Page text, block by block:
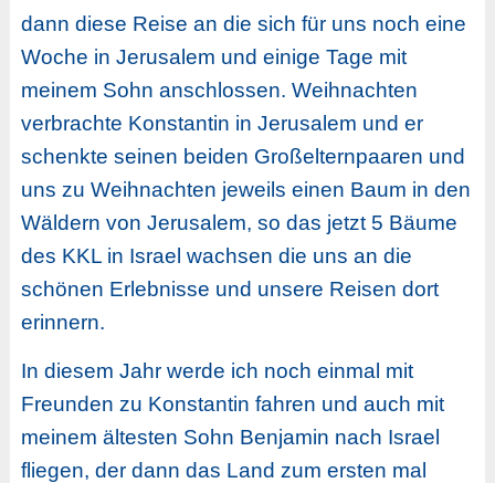
dann diese Reise an die sich für uns noch eine
Woche in Jerusalem und einige Tage mit
meinem Sohn anschlossen. Weihnachten
verbrachte Konstantin in Jerusalem und er
schenkte seinen beiden Großelternpaaren und
uns zu Weihnachten jeweils einen Baum in den
Wäldern von Jerusalem, so das jetzt 5 Bäume
des KKL in Israel wachsen die uns an die
schönen Erlebnisse und unsere Reisen dort
erinnern.
In diesem Jahr werde ich noch einmal mit
Freunden zu Konstantin fahren und auch mit
meinem ältesten Sohn Benjamin nach Israel
fliegen, der dann das Land zum ersten mal